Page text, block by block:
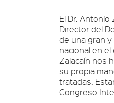
El Dr.
Director del
de una gran
nacional en
Zalacaín nos
su propia
tratadas.
Congreso